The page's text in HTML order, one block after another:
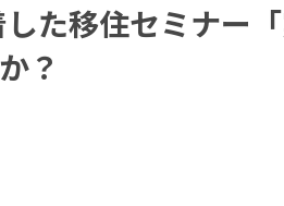
た移住セミナー
？